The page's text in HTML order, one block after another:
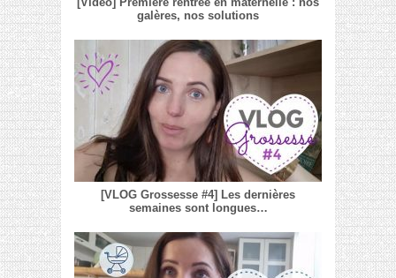
galères, nos solutions
[VLOG Grossesse #4] Les dernières
semaines sont longues…